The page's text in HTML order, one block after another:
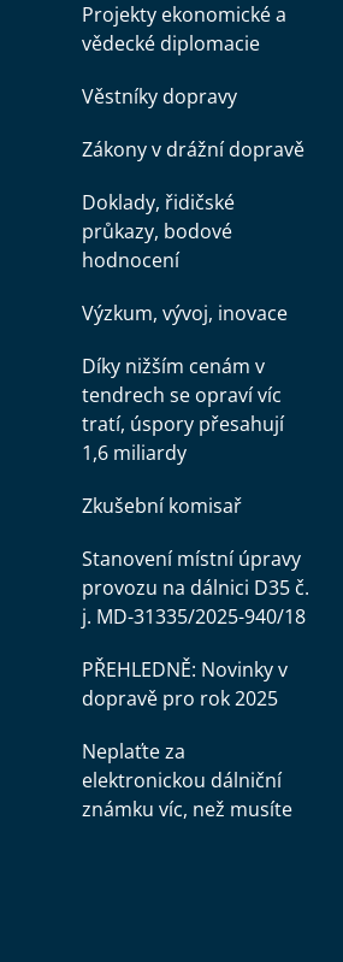
Projekty ekonomické a
vědecké diplomacie
Věstníky dopravy
Zákony v drážní dopravě
Doklady, řidičské
průkazy, bodové
hodnocení
Výzkum, vývoj, inovace
Díky nižším cenám v
tendrech se opraví víc
tratí, úspory přesahují
1,6 miliardy
Zkušební komisař
Stanovení místní úpravy
provozu na dálnici D35 č.
j. MD-31335/2025-940/18
PŘEHLEDNĚ: Novinky v
dopravě pro rok 2025
Neplaťte za
elektronickou dálniční
známku víc, než musíte